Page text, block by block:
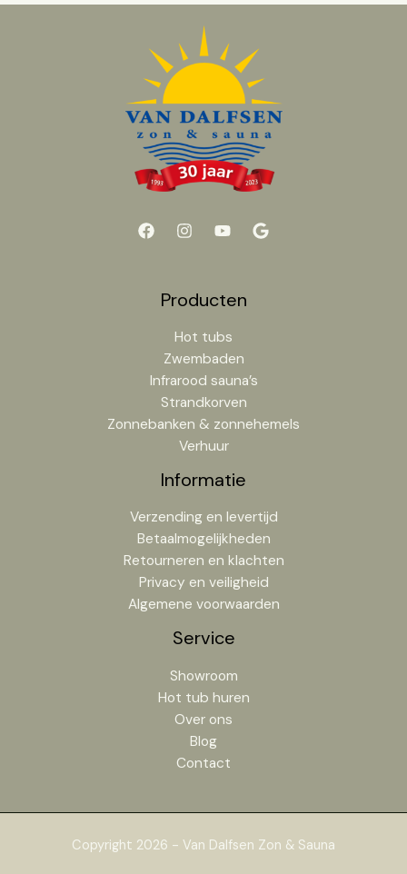
Producten
Hot tubs
Zwembaden
Infrarood sauna’s
Strandkorven
Zonnebanken & zonnehemels
Verhuur
Informatie
Verzending en levertijd
Betaalmogelijkheden
Retourneren en klachten
Privacy en veiligheid
Algemene voorwaarden
Service
Showroom
Hot tub huren
Over ons
Blog
Contact
Copyright 2026 - Van Dalfsen Zon & Sauna